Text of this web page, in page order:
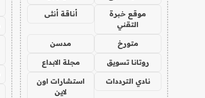
موقع خبرة
التقني
أناقة أنثى
متورخ مدسن
روتانا تسويق مجلة الابداع
نادي الترددات
استشارات اون
لاين